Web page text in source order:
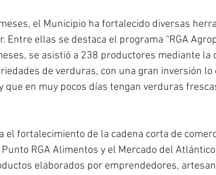
el Municipio ha fortalecido diversas
Entre ellas se destaca el programa “RGA
se asistió a 238 productores mediante
de verduras, con una gran inversión
que en muy pocos días tengan verduras
el fortalecimiento de la cadena corta de
RGA Alimentos y el Mercado del
elaborados por emprendedores,